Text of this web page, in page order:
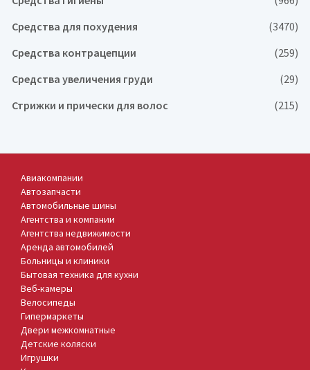
Средства для похудения
(3470)
Средства контрацепции
(259)
Средства увеличения груди
(29)
Стрижки и прически для волос
(215)
Авиакомпании
Автозапчасти
Автомобильные шины
Агентства и компании
Агентства недвижимости
Аренда автомобилей
Больницы и клиники
Бытовая техника для кухни
Веб-камеры
Велосипеды
Гипермаркеты
Двери межкомнатные
Детские коляски
Игрушки